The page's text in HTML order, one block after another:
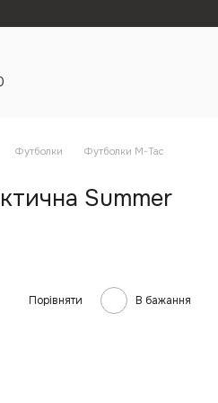
Футболки
Футболки M-Tac
Summer
Порівняти В бажання